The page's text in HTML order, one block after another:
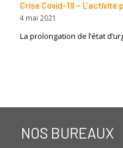
Crise Covid-19 – L’activité
4 mai 2021
La prolongation de l’état
NOS BUREAUX